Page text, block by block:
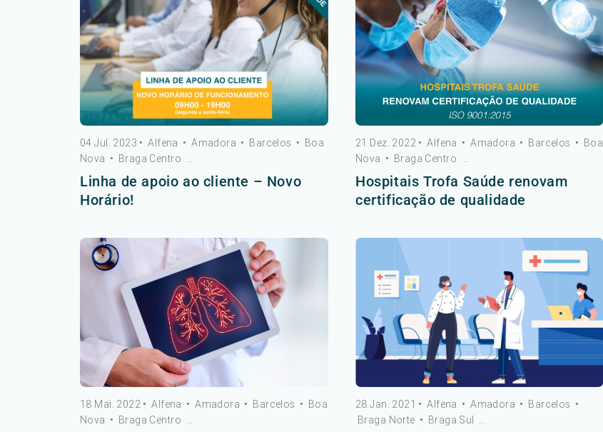
04 Jul. 2023 • Alfena • Amadora • Barcelos • Boa
Nova • Braga Centro ...
Linha de apoio ao cliente – Novo
Horário!
21 Dez. 2022 • Alfena • Amadora • Barcelos • Boa
Nova • Braga Centro ...
Hospitais Trofa Saúde renovam
certificação de qualidade
18 Mai. 2022 • Alfena • Amadora • Barcelos • Boa
Nova • Braga Centro ...
28 Jan. 2021 • Alfena • Amadora • Barcelos •
Braga Norte • Braga Sul ...